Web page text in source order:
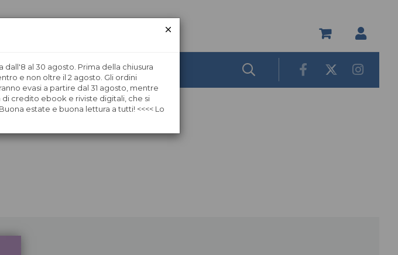
al 30 agosto. Prima della chiusura
e non oltre il 2 agosto. Gli ordini
evasi a partire dal 31 agosto, mentre
credito ebook e riviste digitali, che si
estate e buona lettura a tutti! <<<< Lo